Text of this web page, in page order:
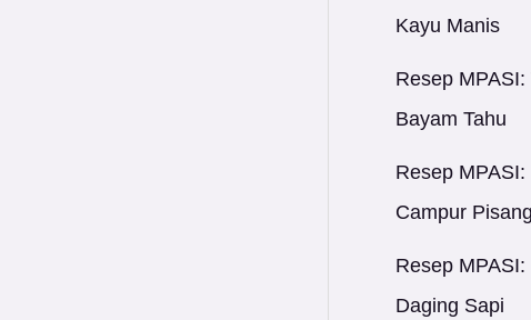
Kayu Manis
Resep
Bayam Tahu
Resep
Campur Pisang
Resep
Daging Sapi